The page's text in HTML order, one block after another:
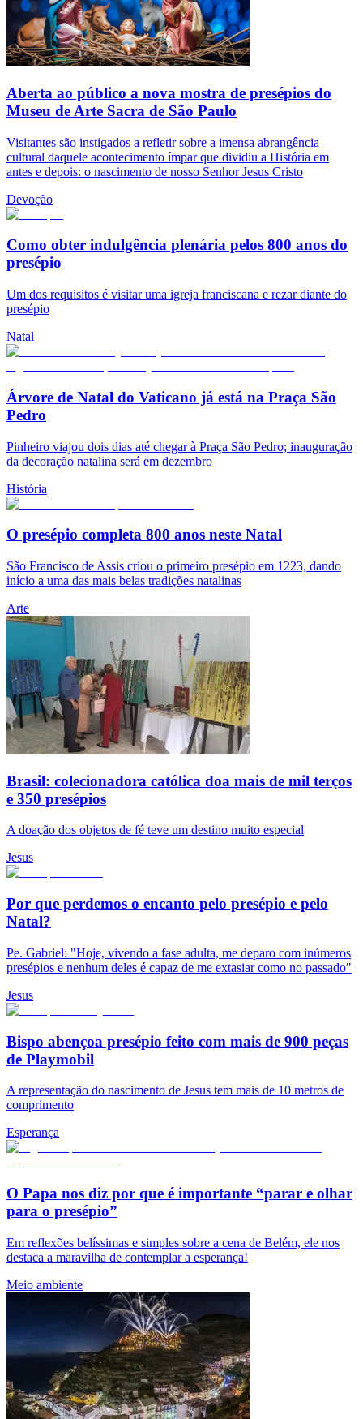
Aberta ao público a nova mostra de presépios do
Museu de Arte Sacra de São Paulo
Visitantes são instigados a refletir sobre a imensa abrangência
cultural daquele acontecimento ímpar que dividiu a História em
antes e depois: o nascimento de nosso Senhor Jesus Cristo
Devoção
Como obter indulgência plenária pelos 800 anos do
presépio
Um dos requisitos é visitar uma igreja franciscana e rezar diante do
presépio
Natal
Árvore de Natal do Vaticano já está na Praça São
Pedro
Pinheiro viajou dois dias até chegar à Praça São Pedro; inauguração
da decoração natalina será em dezembro
História
O presépio completa 800 anos neste Natal
São Francisco de Assis criou o primeiro presépio em 1223, dando
início a uma das mais belas tradições natalinas
Arte
Brasil: colecionadora católica doa mais de mil terços
e 350 presépios
A doação dos objetos de fé teve um destino muito especial
Jesus
Por que perdemos o encanto pelo presépio e pelo
Natal?
Pe. Gabriel: "Hoje, vivendo a fase adulta, me deparo com inúmeros
presépios e nenhum deles é capaz de me extasiar como no passado"
Jesus
Bispo abençoa presépio feito com mais de 900 peças
de Playmobil
A representação do nascimento de Jesus tem mais de 10 metros de
comprimento
Esperança
O Papa nos diz por que é importante “parar e olhar
para o presépio”
Em reflexões belíssimas e simples sobre a cena de Belém, ele nos
destaca a maravilha de contemplar a esperança!
Meio ambiente